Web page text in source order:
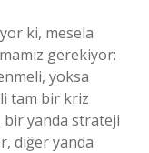
ki, mesela
gerekiyor:
yoksa
tam bir kriz
bir yanda strateji
diğer yanda